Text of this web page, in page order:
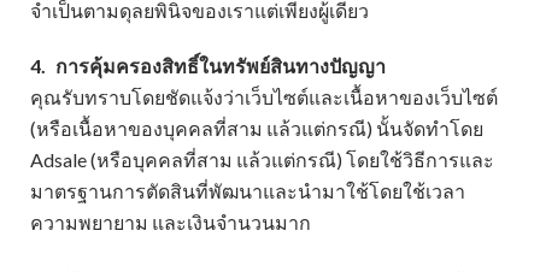
จำเป็นตามดุลยพินิจของเราแต่เพียงผู้เดียว
4. การคุ้มครองสิทธิ์ในทรัพย์สินทางปัญญา
คุณรับทราบโดยชัดแจ้งว่าเว็บไซต์และเนื้อหาของเว็บไซต์
(หรือเนื้อหาของบุคคลที่สาม แล้วแต่กรณี) นั้นจัดทำโดย
Adsale (หรือบุคคลที่สาม แล้วแต่กรณี) โดยใช้วิธีการและ
มาตรฐานการตัดสินที่พัฒนาและนำมาใช้โดยใช้เวลา
ความพยายาม และเงินจำนวนมาก